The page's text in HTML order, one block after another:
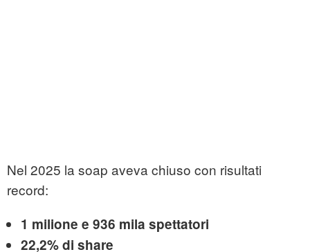
Nel 2025 la soap aveva chiuso con risultati
record:
1 milione e 936 mila spettatori
22,2% di share